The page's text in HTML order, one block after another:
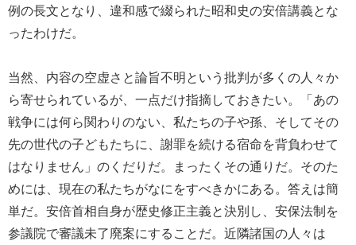
例の長文となり、違和感で綴られた昭和史の安倍講義とな
ったわけだ。
当然、内容の空虚さと論旨不明という批判が多くの人々か
ら寄せられているが、一点だけ指摘しておきたい。「あの
戦争には何ら関わりのない、私たちの子や孫、そしてその
先の世代の子どもたちに、謝罪を続ける宿命を背負わせて
はなりません」のくだりだ。まったくその通りだ。そのた
めには、現在の私たちがなにをすべきかにある。答えは簡
単だ。安倍首相自身が歴史修正主義と決別し、安保法制を
参議院で審議未了廃案にすることだ。近隣諸国の人々は